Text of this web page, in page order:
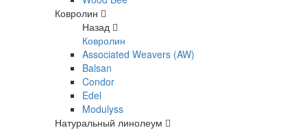
Ковролин
Назад
Ковролин
Associated Weavers (AW)
Balsan
Condor
Edel
Modulyss
Натуральный линолеум